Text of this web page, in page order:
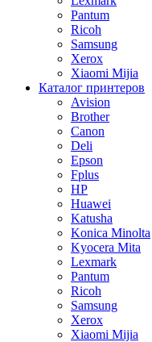
Pantum
Ricoh
Samsung
Xerox
Xiaomi Mijia
Каталог принтеров
Avision
Brother
Canon
Deli
Epson
Fplus
HP
Huawei
Katusha
Konica Minolta
Kyocera Mita
Lexmark
Pantum
Ricoh
Samsung
Xerox
Xiaomi Mijia